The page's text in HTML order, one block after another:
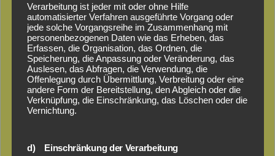
Verarbeitung ist jeder mit oder ohne Hilfe
automatisierter Verfahren ausgeführte Vorgang oder
jede solche Vorgangsreihe im Zusammenhang mit
personenbezogenen Daten wie das Erheben, das
Erfassen, die Organisation, das Ordnen, die
Speicherung, die Anpassung oder Veränderung, das
Auslesen, das Abfragen, die Verwendung, die
Offenlegung durch Übermittlung, Verbreitung oder eine
andere Form der Bereitstellung, den Abgleich oder die
Verknüpfung, die Einschränkung, das Löschen oder die
Vernichtung.
d) Einschränkung der Verarbeitung